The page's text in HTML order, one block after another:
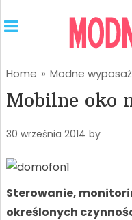
Home » Modne
Mobilne oko
30 września 2014 by
Sterowanie,
określonych